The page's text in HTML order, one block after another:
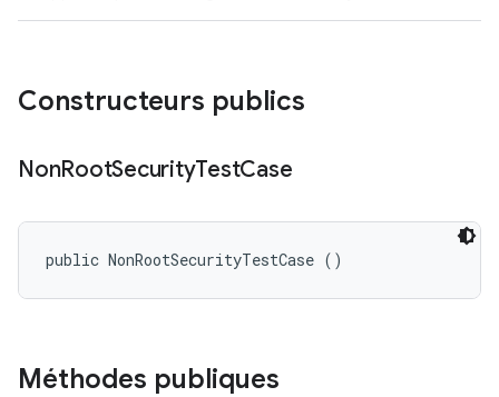
Constructeurs publics
NonRootSecurityTestCase
public NonRootSecurityTestCase ()
Méthodes publiques